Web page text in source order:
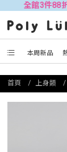
3件88折！🦄 滿
本周新品
首頁 上身類